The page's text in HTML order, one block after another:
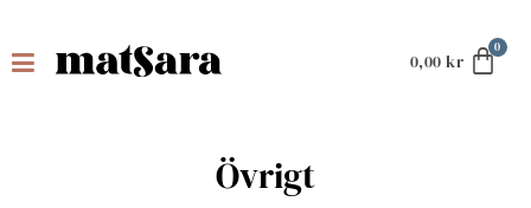
0,00 kr
Övrigt